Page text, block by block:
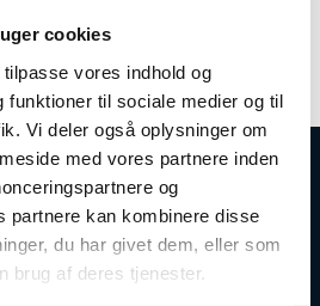
cookies
vores indhold og
funktioner til sociale medier og til
Vi deler også oplysninger om
med vores partnere inden
og
partnere kan kombinere disse
du har givet dem, eller som
brug af deres tjenester.